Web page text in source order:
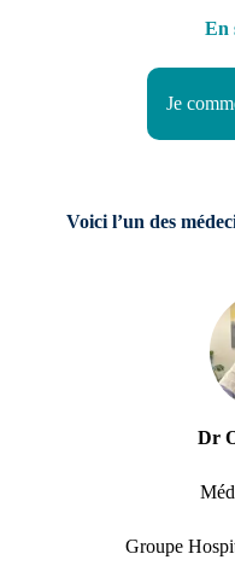
En
Je
Voici l’un des
Dr
Groupe